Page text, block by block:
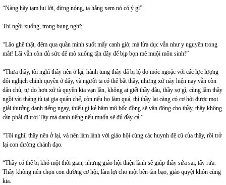
“Nàng hãy tạm lui lời, đừng nóng, ta hẵng xem nó có ý gì”.
Thị ngồi xuống, trong bụng nghĩ:
“Lão ghê thật, đêm qua quần mình suốt mấy canh giờ, mà lửa dục vẫn như y nguyên trong
mắt! Lãi vẫn còn đủ sức để mò xuống tận đây để bịp bọn mê muội môn sinh!”
“Thưa thầy, tôi nghĩ thầy nên ở lại, hành tung thầy đã bị lộ do móc ngoặc với các lực lượng
đối nghịch chính quyền ở đây, và người ta có thể bắt thầy, nhưng xứ này hiện nay vẫn còn
dân chủ, tự do hơn xứ tà quyền kia vạn lần, không ai giết thầy đâu, thầy sợ gì, cùng lắm thầy
ngồi vài tháng tù tại gia quản chế, còn nếu họ làm quá, thì thầy lại càng có cơ hội được mọi
giải thưởng danh tiếng ngay, thiếu gì kẻ hâm mộ bốc đồng sẽ vận động cho thầy, thầy không
cần phải đi trời Tây mà danh tiếng nếu muốn sẽ đủ đầy cả.”
“Tôi nghĩ, thầy nên ở lại, và nên làm lành với giáo hội cùng các huynh đệ cũ của thầy, rồi trở
lại con đường chánh đạo.
“Thầy có thể bị khó một thời gian, nhưng giáo hội thiện lành sẽ giúp thầy sửa sai, tẩy rửa.
Thầy không nên chọn con đường cơ hội, làm lợi cho một bên tàn bạo, giảo quyệt khôn cùng
kia.